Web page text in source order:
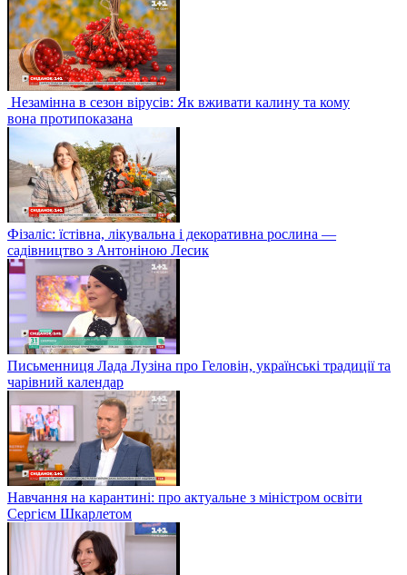
Незамінна в сезон вірусів: Як вживати калину та кому
вона протипоказана
Фізаліс: їстівна, лікувальна і декоративна рослина —
садівництво з Антоніною Лесик
Письменниця Лада Лузіна про Геловін, українські традиції та
чарівний календар
Навчання на карантині: про актуальне з міністром освіти
Сергієм Шкарлетом